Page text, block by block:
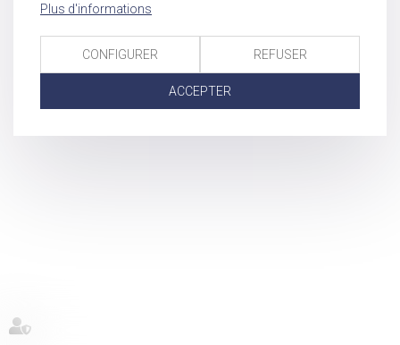
Plus d'informations
CONFIGURER REFUSER
ACCEPTER